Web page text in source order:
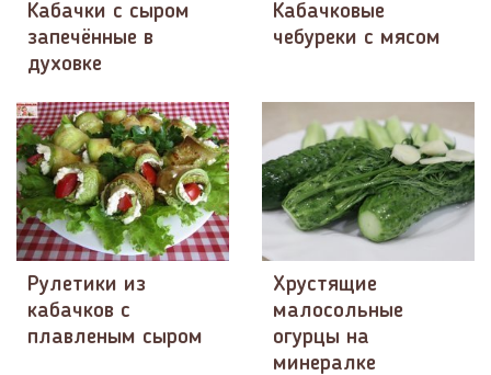
Кабачки с сыром
запечённые в
духовке
Кабачковые
чебуреки с мясом
Рулетики из
кабачков с
плавленым сыром
Хрустящие
малосольные
огурцы на
минералке